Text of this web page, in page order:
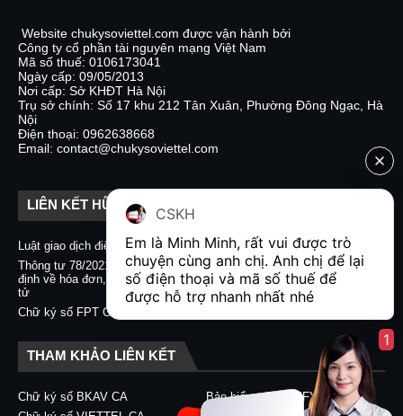
Website chukysoviettel.com được vận hành bởi
Công ty cổ phần tài nguyên mạng Việt Nam
Mã số thuế: 0106173041
Ngày cấp: 09/05/2013
Nơi cấp: Sở KHĐT Hà Nội
Trụ sở chính: Số 17 khu 212 Tân Xuân, Phường Đông Ngạc, Hà
Nội
Điện thoại: 0962638668
Email: contact@chukysoviettel.com
LIÊN KẾT HỮU ÍCH
Luật giao dịch điện tử
Nghị định 130/2018/NĐ-CP
Thông tư 78/2021/TT-BTC quy
định về hóa đơn, chứng từ điện
tử
Chữ ký số CA2 - Nacencomm
Chữ ký số VNPT CA
Chữ ký số BKAV CA
Chữ ký số FPT CA
THAM KHẢO LIÊN KẾT
Chữ ký số BKAV CA
Bảo hiểm xã hội EFY-eBHXH
CSKH
Em là Minh Minh, rất vui được trò
chuyện cùng anh chị. Anh chị để lại
số điện thoại và mã số thuế để
được hỗ trợ nhanh nhất nhé
1